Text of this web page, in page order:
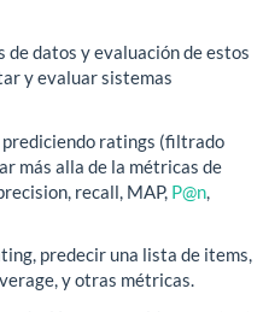
datos y evaluación de estos
y evaluar sistemas
prediciendo ratings (filtrado
más alla de la métricas de
recall, MAP, P@n
predecir una lista de items,
y otras métricas.